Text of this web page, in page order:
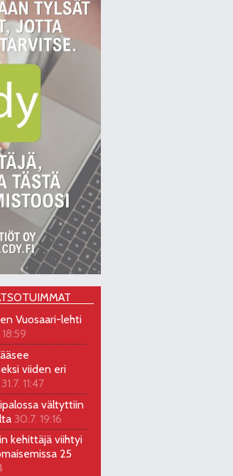
Vuosaari-lehti
viiden eri
31.7. 11:47
vältyttiin
30.7. 19:16
kehittäjä viihtyi
25